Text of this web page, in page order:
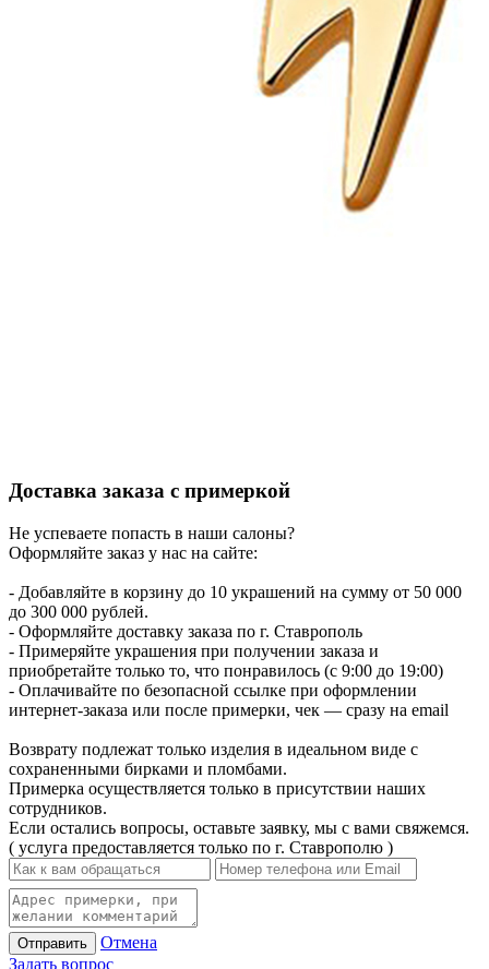
Доставка заказа с примеркой
Не успеваете попасть в наши салоны?
Оформляйте заказ у нас на сайте:
- Добавляйте в корзину до 10 украшений на сумму от 50 000
до 300 000 рублей.
- Оформляйте доставку заказа по г. Ставрополь
- Примеряйте украшения при получении заказа и
приобретайте только то, что понравилось (с 9:00 до 19:00)
- Оплачивайте по безопасной ссылке при оформлении
интернет-заказа или после примерки, чек — сразу на email
Возврату подлежат только изделия в идеальном виде с
сохраненными бирками и пломбами.
Примерка осуществляется только в присутствии наших
сотрудников.
Если остались вопросы, оставьте заявку, мы с вами свяжемся.
( услуга предоставляется только по г. Ставрополю )
Отправить
Отмена
Задать вопрос